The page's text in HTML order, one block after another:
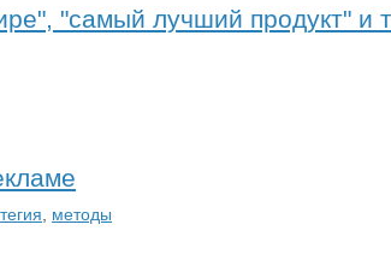
"самый лучший продукт" и
методы